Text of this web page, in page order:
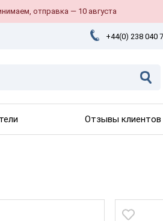
отправка — 10 августа
+44(0) 238 040
Отзывы клиентов